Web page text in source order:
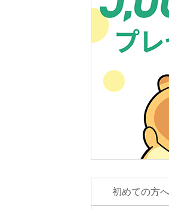
初めての方へ